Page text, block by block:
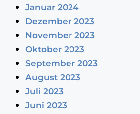
Januar 2024
Dezember 2023
November 2023
Oktober 2023
September 2023
August 2023
Juli 2023
Juni 2023